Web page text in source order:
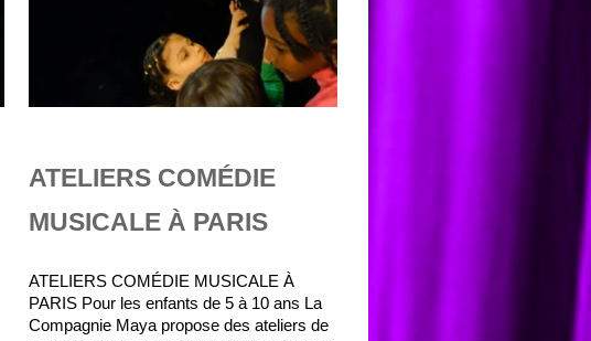
ATELIERS COMÉDIE
MUSICALE À PARIS
ATELIERS COMÉDIE MUSICALE À
PARIS Pour les enfants de 5 à 10 ans La
Compagnie Maya propose des ateliers de